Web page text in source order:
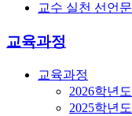
교수 실천 선언문
교육과정
교육과정
2026학년도
2025학년도